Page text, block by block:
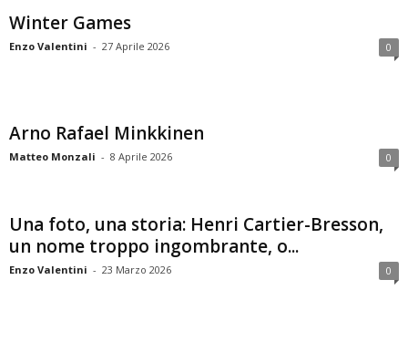
Winter Games
Enzo Valentini - 27 Aprile 2026 0
Arno Rafael Minkkinen
Matteo Monzali - 8 Aprile 2026 0
Una foto, una storia: Henri Cartier-Bresson,
un nome troppo ingombrante, o...
Enzo Valentini - 23 Marzo 2026 0